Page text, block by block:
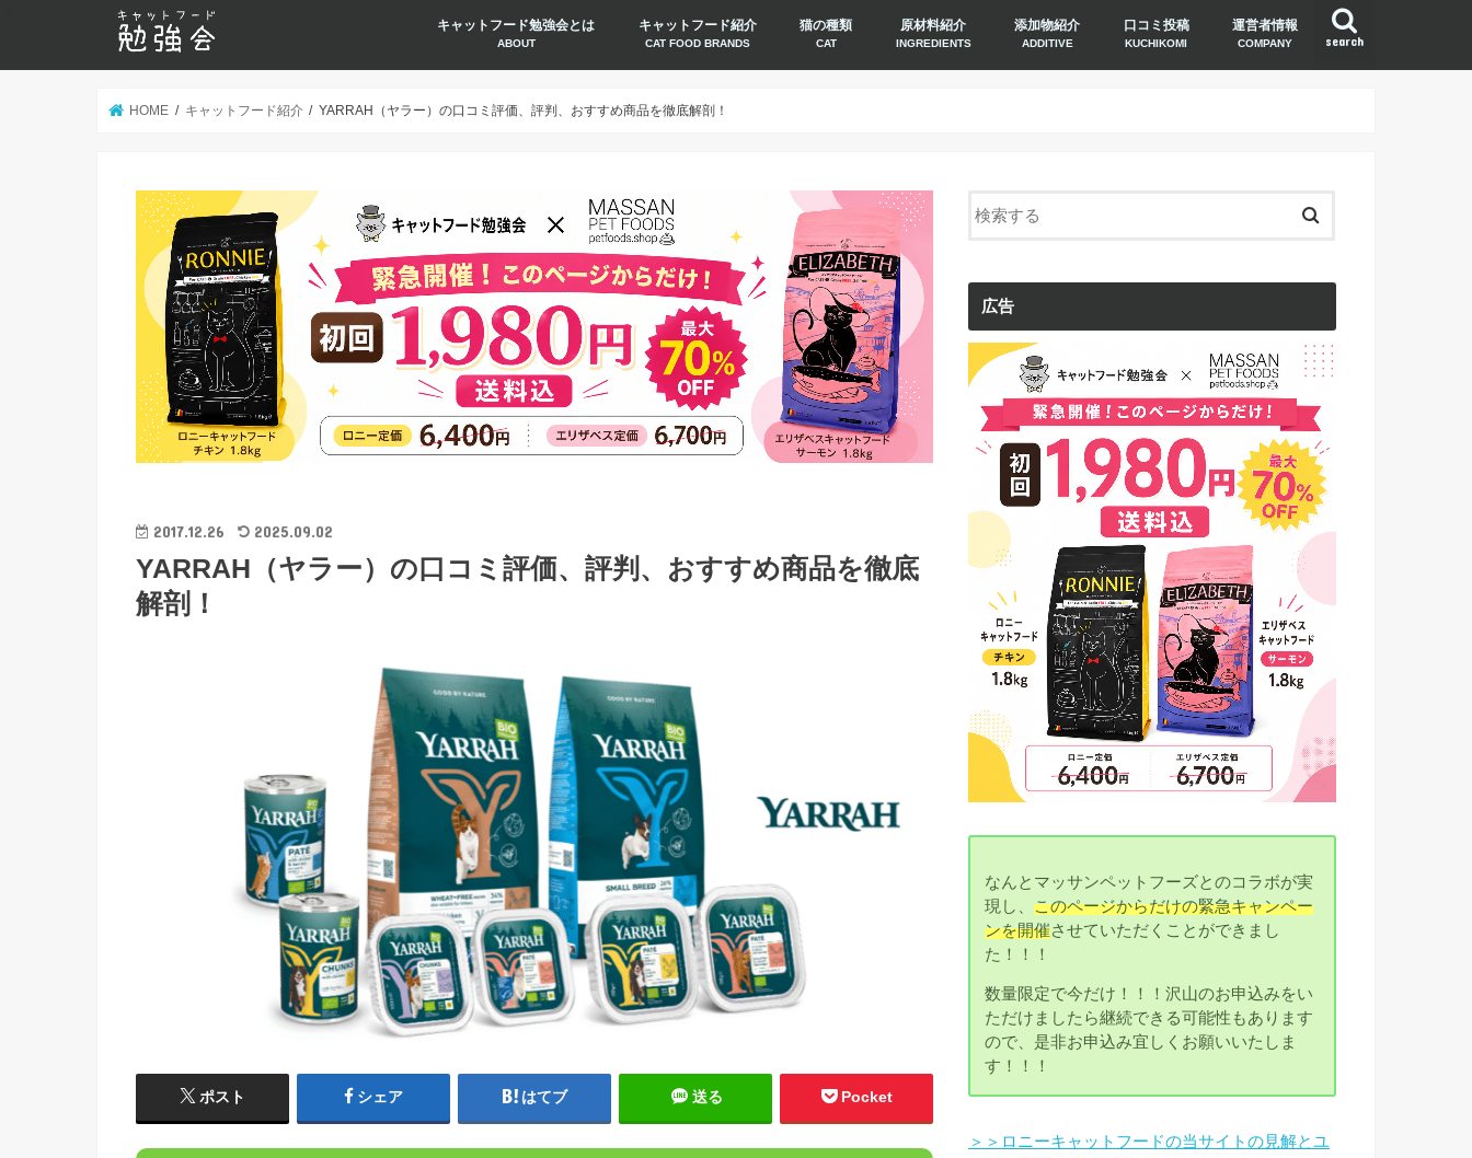
search
キャットフード勉強会とは
ABOUT
キャットフード紹介
CAT FOOD BRANDS
猫の種類
CAT
原材料紹介
INGREDIENTS
添加物紹介
ADDITIVE
口コミ投稿
KUCHIKOMI
運営者情報
COMPANY
HOME キャットフード紹介 YARRAH（ヤラー）の口コミ評価、評判、おすすめ商品を徹底解剖！
2017.12.26 2025.09.02
YARRAH（ヤラー）の口コミ評価、評判、おすすめ商品を徹底
解剖！
ポスト シェア はてブ 送る Pocket
広告
なんとマッサンペットフーズとのコラボが実
現し、このページからだけの緊急キャンペー
ンを開催させていただくことができまし
た！！！
数量限定で今だけ！！！沢山のお申込みをい
ただけましたら継続できる可能性もあります
ので、是非お申込み宜しくお願いいたしま
す！！！
＞＞ロニーキャットフードの当サイトの見解とユ